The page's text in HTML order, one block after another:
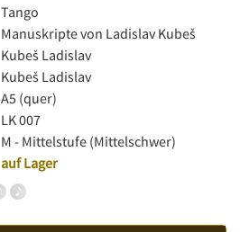
Tango
Manuskripte von Ladislav Kubeš
Kubeš Ladislav
Kubeš Ladislav
A5 (quer)
LK 007
M - Mittelstufe (Mittelschwer)
auf Lager